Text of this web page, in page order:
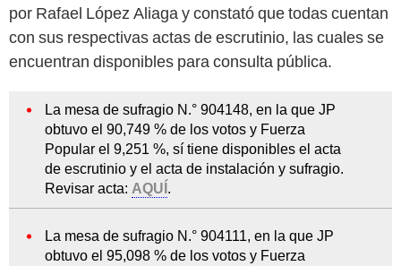
por Rafael López Aliaga y constató que todas cuentan
con sus respectivas actas de escrutinio, las cuales se
encuentran disponibles para consulta pública.
La mesa de sufragio N.° 904148, en la que JP
obtuvo el 90,749 % de los votos y Fuerza
Popular el 9,251 %, sí tiene disponibles el acta
de escrutinio y el acta de instalación y sufragio.
Revisar acta: AQUÍ .
La mesa de sufragio N.° 904111, en la que JP
obtuvo el 95,098 % de los votos y Fuerza